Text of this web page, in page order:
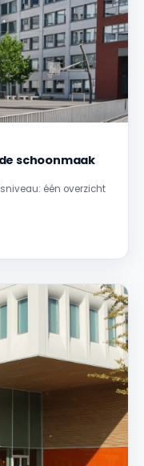
schoonmaak
één overzicht